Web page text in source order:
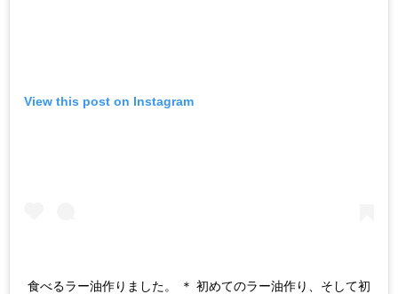
View this post on Instagram
食べるラー油作りました。 ＊ 初めてのラー油作り、そして初